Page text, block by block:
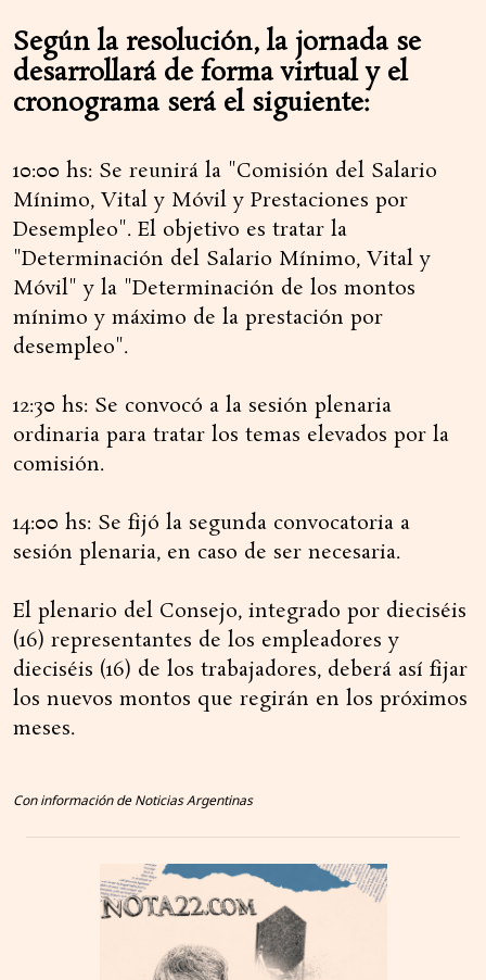
Según la resolución, la jornada se
desarrollará de forma virtual y el
cronograma será el siguiente:
10:00 hs: Se reunirá la "Comisión del Salario
Mínimo, Vital y Móvil y Prestaciones por
Desempleo". El objetivo es tratar la
"Determinación del Salario Mínimo, Vital y
Móvil" y la "Determinación de los montos
mínimo y máximo de la prestación por
desempleo".
12:30 hs: Se convocó a la sesión plenaria
ordinaria para tratar los temas elevados por la
comisión.
14:00 hs: Se fijó la segunda convocatoria a
sesión plenaria, en caso de ser necesaria.
El plenario del Consejo, integrado por dieciséis
(16) representantes de los empleadores y
dieciséis (16) de los trabajadores, deberá así fijar
los nuevos montos que regirán en los próximos
meses.
Con información de Noticias Argentinas